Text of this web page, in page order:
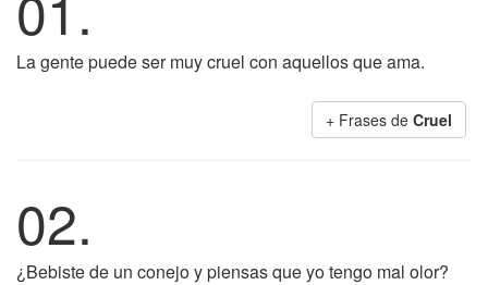
La gente puede ser muy cruel con aquellos que ama.
+ Frases de Cruel
02.
¿Bebiste de un conejo y piensas que yo tengo mal olor?